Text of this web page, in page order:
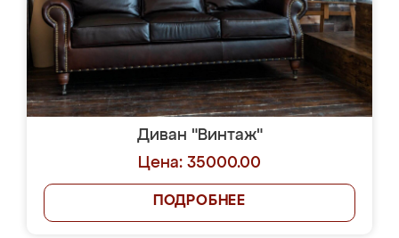
Диван "Винтаж"
Цена: 35000.00
ПОДРОБНЕЕ